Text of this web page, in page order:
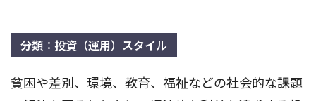
分類：投資（運用）スタイル
貧困や差別、環境、教育、福祉などの社会的な課題